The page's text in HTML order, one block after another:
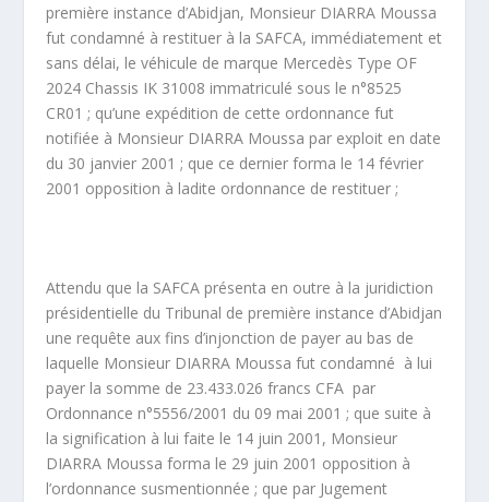
première instance d’Abidjan, Monsieur DIARRA Moussa
fut condamné à restituer à la SAFCA, immédiatement et
sans délai, le véhicule de marque Mercedès Type OF
2024 Chassis IK 31008 immatriculé sous le n°8525
CR01 ; qu’une expédition de cette ordonnance fut
notifiée à Monsieur DIARRA Moussa par exploit en date
du 30 janvier 2001 ; que ce dernier forma le 14 février
2001 opposition à ladite ordonnance de restituer ;
Attendu que la SAFCA présenta en outre à la juridiction
présidentielle du Tribunal de première instance d’Abidjan
une requête aux fins d’injonction de payer au bas de
laquelle Monsieur DIARRA Moussa fut condamné à lui
payer la somme de 23.433.026 francs CFA par
Ordonnance n°5556/2001 du 09 mai 2001 ; que suite à
la signification à lui faite le 14 juin 2001, Monsieur
DIARRA Moussa forma le 29 juin 2001 opposition à
l’ordonnance susmentionnée ; que par Jugement